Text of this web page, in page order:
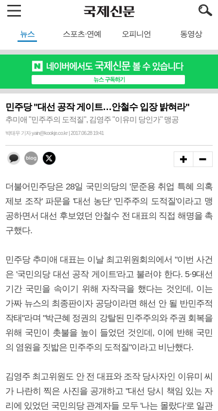
뉴스 스포츠·연예 오피니언 동영상
민주당 "대선 공작 게이트…안철수 입장 밝혀라"
추미애 "민주주의 도적질", 김영주 "이유미 당인가" 맹공
박태우 기자 yain@kookje.co.kr | 2017.06.28 19:41
더불어민주당은 28일 국민의당의 '문준용 취업 특혜 의혹
제보 조작' 파문을 '대선 농단' '민주주의 도적질'이라고 맹
공하면서 대선 후보였던 안철수 전 대표의 직접 해명을 촉
구했다.
민주당 추미애 대표는 이날 최고위원회의에서 "이번 사건
은 '국민의당 대선 공작 게이트'라고 불러야 한다. 5·9대선
기간 국민을 속이기 위해 자작극을 했다는 것인데, 이는
가짜 뉴스의 최종판이자 공당이라면 해선 안 될 반민주적
작태"라며 "박근혜 정권의 강탈된 민주주의와 주권 회복을
위해 국민이 촛불을 높이 들었던 것인데, 이에 반해 국민
의 염원을 짓밟은 민주주의 도적질"이라고 비난했다.
김영주 최고위원도 안 전 대표와 조작 당사자인 이유미 씨
가 나란히 찍은 사진을 공개하고 "대선 당시 책임 있는 자
리에 있었던 국민의당 관계자들 모두 '나는 몰랐다'로 일관